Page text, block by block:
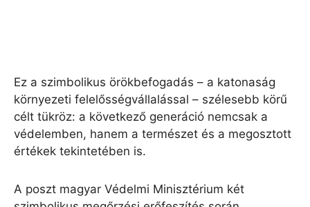
Ez a szimbolikus örökbefogadás – a katonaság
környezeti felelősségvállalással – szélesebb körű
célt tükröz: a következő generáció nemcsak a
védelemben, hanem a természet és a megosztott
értékek tekintetében is.
A poszt magyar Védelmi Minisztérium két